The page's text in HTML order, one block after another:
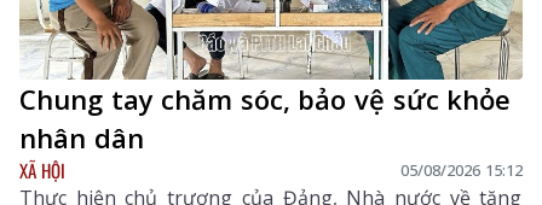
Chung tay chăm sóc, bảo vệ sức khỏe
nhân dân
XÃ HỘI 05/08/2026 15:12
Thực hiện chủ trương của Đảng, Nhà nước về tăng